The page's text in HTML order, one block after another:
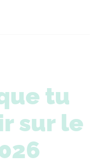
tu
sur le